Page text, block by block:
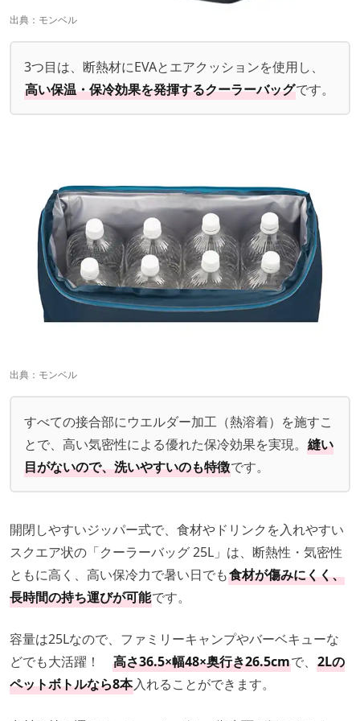
出典： モンベル
3つ目は、断熱材にEVAとエアクッションを使用し、
高い保温・保冷効果を発揮するクーラーバッグです。
出典： モンベル
すべての接合部にウエルダー加工（熱溶着）を施すこ
とで、高い気密性による優れた保冷効果を実現。 縫い
目がないので、洗いやすいのも特徴です。
開閉しやすいジッパー式で、食材やドリンクを入れやすい
スクエア状の「クーラーバッグ 25L」は、断熱性・気密性
ともに高く、高い保冷力で暑い日でも食材が傷みにくく、
長時間の持ち運びが可能です。
容量は25Lなので、ファミリーキャンプやバーベキューな
どでも大活躍！ 高さ36.5×幅48×奥行き26.5cmで、 2Lの
ペットボトルなら8本入れることができます。